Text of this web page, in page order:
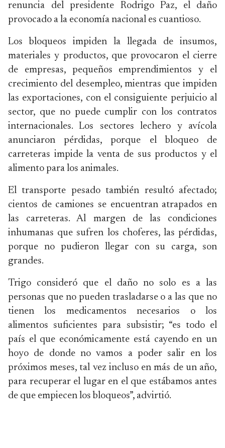
renuncia del presidente Rodrigo Paz, el daño
provocado a la economía nacional es cuantioso.
Los bloqueos impiden la llegada de insumos,
materiales y productos, que provocaron el cierre
de empresas, pequeños emprendimientos y el
crecimiento del desempleo, mientras que impiden
las exportaciones, con el consiguiente perjuicio al
sector, que no puede cumplir con los contratos
internacionales. Los sectores lechero y avícola
anunciaron pérdidas, porque el bloqueo de
carreteras impide la venta de sus productos y el
alimento para los animales.
El transporte pesado también resultó afectado;
cientos de camiones se encuentran atrapados en
las carreteras. Al margen de las condiciones
inhumanas que sufren los choferes, las pérdidas,
porque no pudieron llegar con su carga, son
grandes.
Trigo consideró que el daño no solo es a las
personas que no pueden trasladarse o a las que no
tienen los medicamentos necesarios o los
alimentos suficientes para subsistir; “es todo el
país el que económicamente está cayendo en un
hoyo de donde no vamos a poder salir en los
próximos meses, tal vez incluso en más de un año,
para recuperar el lugar en el que estábamos antes
de que empiecen los bloqueos”, advirtió.